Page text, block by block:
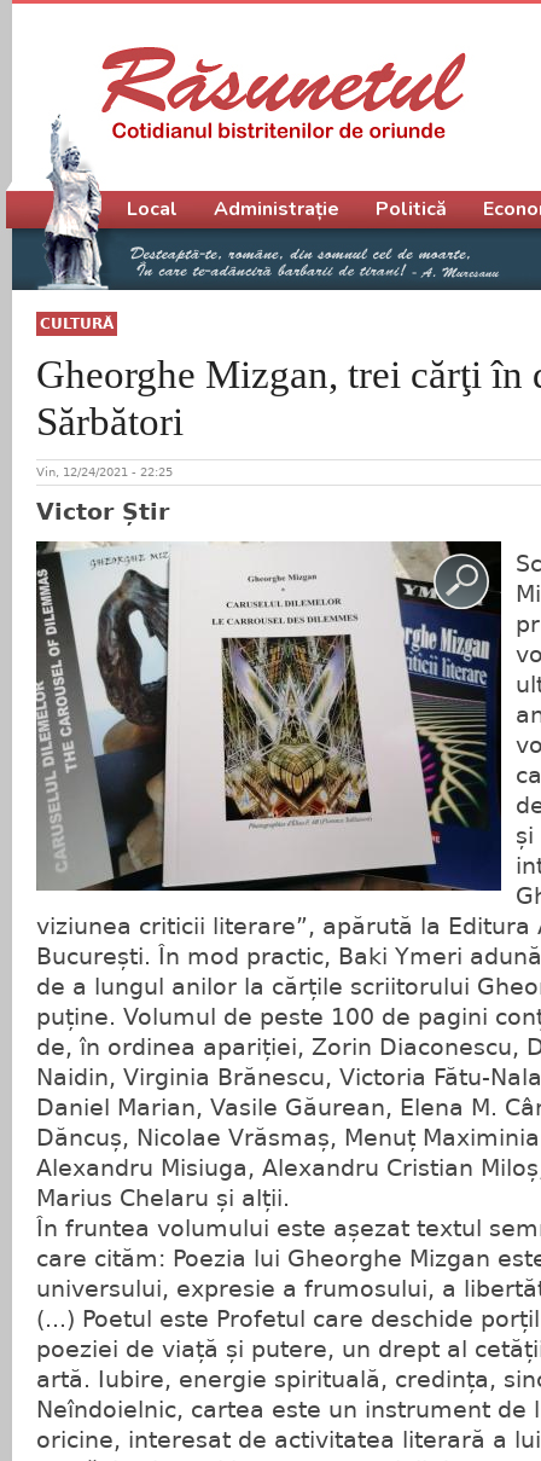
CULTURĂ
Gheorghe Mizgan, trei cărţi în
Sărbători
Vin, 12/24/2021 - 22:25
Victor Știr
și
viziunea criticii literare”, apărută la Editura
București. În mod practic, Baki Ymeri
de a lungul anilor la cărțile scriitorului
puține. Volumul de peste 100 de pagini
de, în ordinea apariției, Zorin Diaconescu,
Naidin, Virginia Brănescu, Victoria Fătu-
Daniel Marian, Vasile Găurean, Elena M.
Dăncuș, Nicolae Vrăsmaș, Menuț
Alexandru Misiuga, Alexandru Cristian
Marius Chelaru și alții.
În fruntea volumului este așezat textul
care cităm: Poezia lui Gheorghe Mizgan
universului, expresie a frumosului, a
(...) Poetul este Profetul care deschide
poeziei de viață și putere, un drept al
artă. Iubire, energie spirituală, credința,
Neîndoielnic, cartea este un instrument de
oricine, interesat de activitatea literară a
Meniu principal
Local Administrație Politică